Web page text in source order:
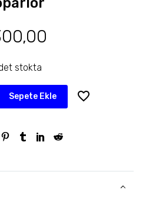
stokta
Sepete Ekle